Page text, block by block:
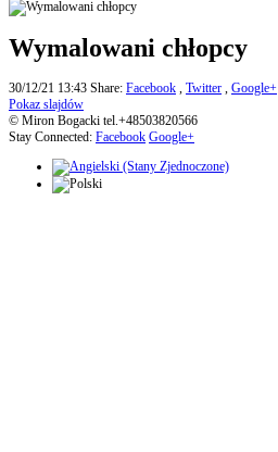
Wymalowani chłopcy
30/12/21 13:43 Share: Facebook , Twitter , Google+
Pokaz slajdów
© Miron Bogacki tel.+48503820566
Stay Connected: Facebook Google+